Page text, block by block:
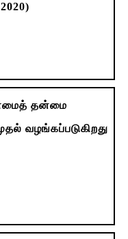
தன்மை
வழங்கப்படுகிறது